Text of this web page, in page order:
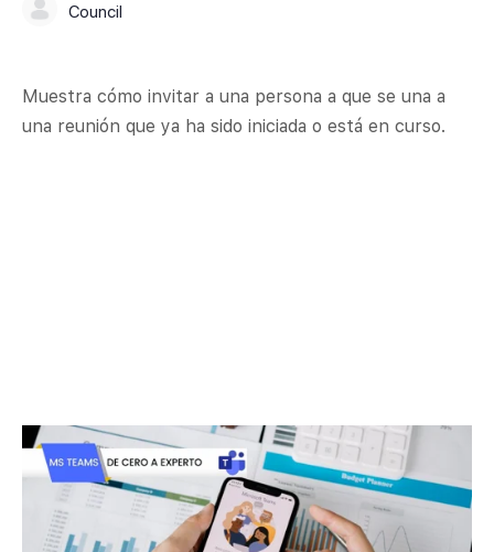
Council
Muestra cómo invitar a una persona a que se una a
una reunión que ya ha sido iniciada o está en curso.